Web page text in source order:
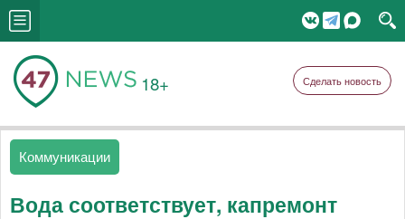
18+ Сделать новость
Коммуникации
Вода соответствует, капремонт